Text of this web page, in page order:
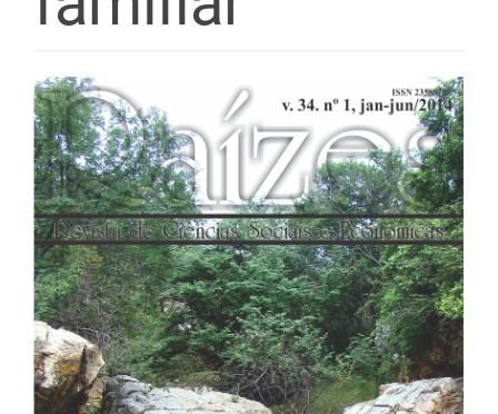
Barra
lateral
de
artigos